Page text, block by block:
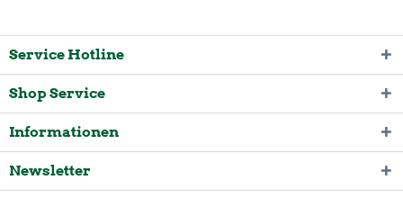
Service Hotline
Shop Service
Informationen
Newsletter